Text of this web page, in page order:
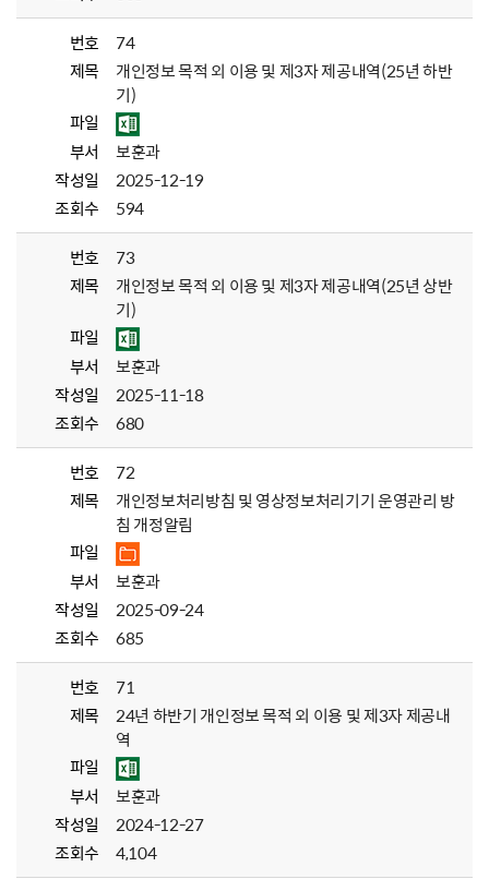
번호
74
제목
개인정보 목적 외 이용 및 제3자 제공내역(25년 하반
기)
파일
부서
보훈과
작성일
2025-12-19
조회수
594
번호
73
제목
개인정보 목적 외 이용 및 제3자 제공내역(25년 상반
기)
파일
부서
보훈과
작성일
2025-11-18
조회수
680
번호
72
제목
개인정보처리방침 및 영상정보처리기기 운영관리 방
침 개정알림
파일
부서
보훈과
작성일
2025-09-24
조회수
685
번호
71
제목
24년 하반기 개인정보 목적 외 이용 및 제3자 제공내
역
파일
부서
보훈과
작성일
2024-12-27
조회수
4,104